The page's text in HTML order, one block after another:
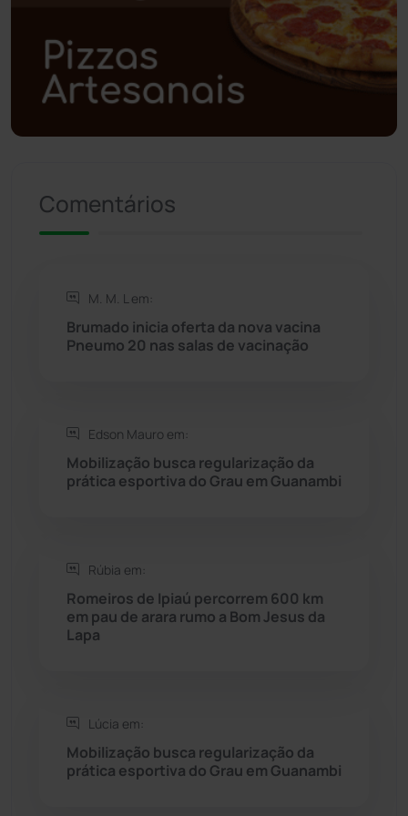
(59)
Polícia Militar (27)
Política
Riacho de Santana
Rio do Antônio
Rio do Pires
Seabra
Sudoeste Baiano (1530)
Tecnologia
Comentários
M. M. L em:
Brumado inicia oferta da nova vacina
Pneumo 20 nas salas de vacinação
Edson Mauro em:
Mobilização busca regularização da
prática esportiva do Grau em Guanambi
Rúbia em:
Romeiros de Ipiaú percorrem 600 km
em pau de arara rumo a Bom Jesus da
Lapa
Lúcia em:
Mobilização busca regularização da
prática esportiva do Grau em Guanambi